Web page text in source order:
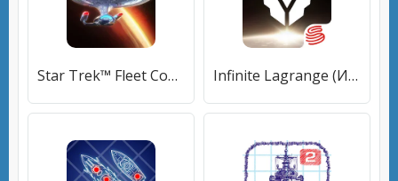
Star Trek™ Fleet Command (Стар Трек Флот Комманд) [МОД Mega Pack] APK Android Infinite Lagrange (Инфинит Лагранж) [МОД Бесконечные монеты] APK Android